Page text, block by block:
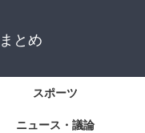
とめ
スポーツ
ニュース・議論